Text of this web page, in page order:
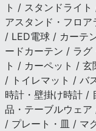
ト / スタンドライ
アスタンド・フロ
/ LED電球 / カーテ
ードカーテン / ラグ
ト / カーペット /
/ トイレマット / バ
時計・壁掛け時計 /
品・テーブルウェ
/ プレート・皿 / マ